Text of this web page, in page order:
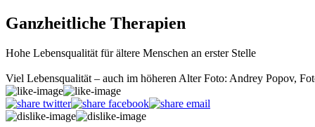
Ganzheitliche Therapien
Hohe Lebensqualität für ältere Menschen an erster Stelle
Viel Lebensqualität – auch im höheren Alter Foto: Andrey Popov,